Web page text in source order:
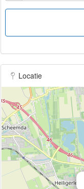
Locatie